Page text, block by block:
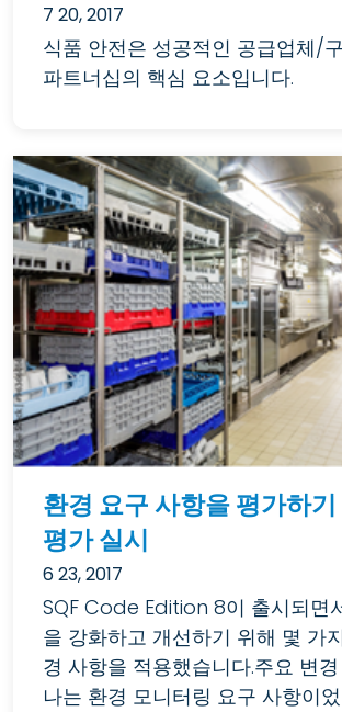
7 20, 2017
식품 안전은 성공적인 공급업체/
파트너십의 핵심 요소입니다.
환경 요구 사항을 평가하
평가 실시
6 23, 2017
SQF Code Edition 8이 출시되면
을 강화하고 개선하기 위해 몇 가
경 사항을 적용했습니다.주요 변
나는 환경 모니터링 요구 사항이